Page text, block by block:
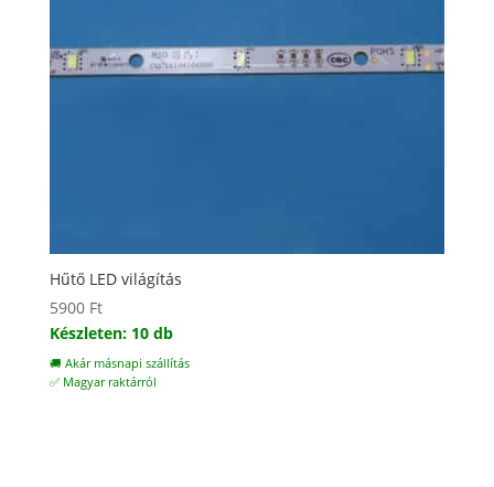
Hűtő LED világítás
5900 Ft
Készleten: 10 db
🚚 Akár másnapi szállítás
✅ Magyar raktárról